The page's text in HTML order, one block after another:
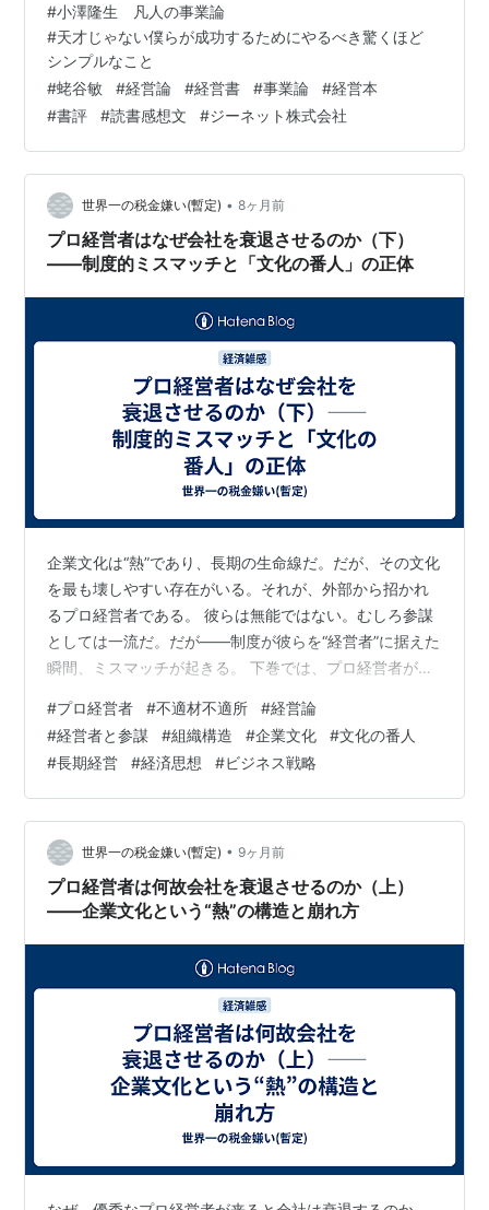
るところもあります。 当然のことながら 経営者は自分が
正しいと信じてやっていますが、 だからと言って他が間
違いとは思いません。 自分の正しさを証明するために 大
いに他から学ぶという姿勢が大事ではないでしょうか。
今回ご紹介する書籍は、 【 小澤 隆生 凡人の事業論 天才
じゃない僕…
#小澤隆生 凡人の事業論
#天才じゃない僕らが成功するためにやるべき驚くほど
シンプルなこと
#蛯谷敏 #経営論 #経営書 #事業論 #経営本
#書評 #読書感想文 #ジーネット株式会社
世界一の税金嫌い(暫定) • 8ヶ月前
プロ経営者はなぜ会社を衰退させるのか（下）
――制度的ミスマッチと「文化の番人」の正体
企業文化は“熱”であり、長期の生命線だ。だが、その文化
を最も壊しやすい存在がいる。それが、外部から招かれ
るプロ経営者である。 彼らは無能ではない。むしろ参謀
としては一流だ。だが――制度が彼らを“経営者”に据えた
瞬間、ミスマッチが起きる。 下巻では、プロ経営者が企
＝“文化の番人”この二つを整理していく。 企業文化とは
どう成長するのか 文化無き経営者 企業文化という“生態
系” 急激な温度低下――企業の“文化的熱死” プロ経営者と
言う不適材不適所 プロ経営者ってどんな人？ 1. プロ経営
者に向く性格 ✔ ① 感情の切り替えが異常に速い ✔ ②
承…
#プロ経営者 #不適材不適所 #経営論
#経営者と参謀 #組織構造 #企業文化 #文化の番人
#長期経営 #経済思想 #ビジネス戦略
世界一の税金嫌い(暫定) • 9ヶ月前
プロ経営者は何故会社を衰退させるのか（上）
――企業文化という“熱”の構造と崩れ方